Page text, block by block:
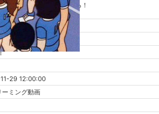
アタック』の醍醐味である！
29 12:00:00
ーミング動画